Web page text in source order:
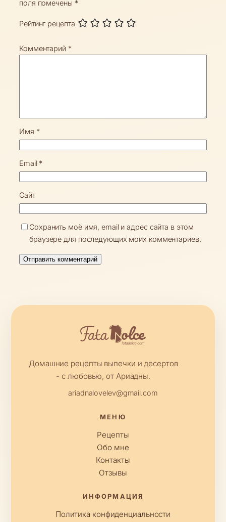
поля помечены *
Рейтинг рецепта
Комментарий *
Имя *
Email *
Сайт
Сохранить моё имя, email и адрес сайта в этом
браузере для последующих моих комментариев.
Домашние рецепты выпечки и десертов
- с любовью, от Ариадны.
ariadnalovelev@gmail.com
МЕНЮ
Рецепты
Обо мне
Контакты
Отзывы
ИНФОРМАЦИЯ
Политика конфиденциальности